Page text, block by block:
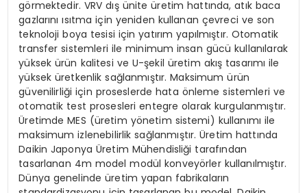
görmektedir. VRV dış ünite üretim hattında, atık baca
gazlarını ısıtma için yeniden kullanan çevreci ve son
teknoloji boya tesisi için yatırım yapılmıştır. Otomatik
transfer sistemleri ile minimum insan gücü kullanılarak
yüksek ürün kalitesi ve U-şekil üretim akış tasarımı ile
yüksek üretkenlik sağlanmıştır. Maksimum ürün
güvenilirliği için proseslerde hata önleme sistemleri ve
otomatik test prosesleri entegre olarak kurgulanmıştır.
Üretimde MES (üretim yönetim sistemi) kullanımı ile
maksimum izlenebilirlik sağlanmıştır. Üretim hattında
Daikin Japonya Üretim Mühendisliği tarafından
tasarlanan 4m model modül konveyörler kullanılmıştır.
Dünya genelinde üretim yapan fabrikaların